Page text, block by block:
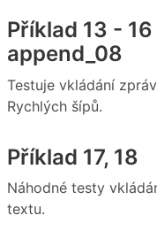
Příklad 13 -
append_08
Testuje vkládání
Rychlých šípů.
Příklad 17, 18
Náhodné testy
textu.